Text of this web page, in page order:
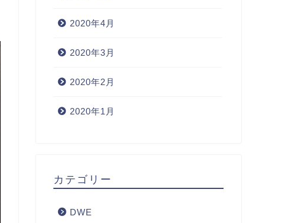
2020年4月
2020年3月
2020年2月
2020年1月
カテゴリー
DWE